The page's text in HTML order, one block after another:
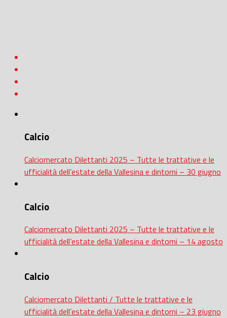
Calcio
Calciomercato Dilettanti 2025 – Tutte le trattative e le
ufficialità dell’estate della Vallesina e dintorni – 30 giugno
Calcio
Calciomercato Dilettanti 2025 – Tutte le trattative e le
ufficialità dell’estate della Vallesina e dintorni – 14 agosto
Calcio
Calciomercato Dilettanti / Tutte le trattative e le
ufficialità dell’estate della Vallesina e dintorni – 23 giugno